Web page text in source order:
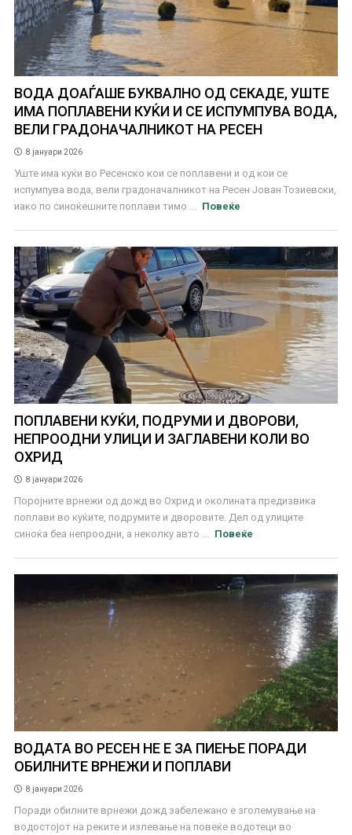
ВОДА ДОАЃАШЕ БУКВАЛНО ОД СЕКАДЕ, УШТЕ
ИМА ПОПЛАВЕНИ КУЌИ И СЕ ИСПУМПУВА ВОДА,
ВЕЛИ ГРАДОНАЧАЛНИКОТ НА РЕСЕН
8 јануари 2026
Уште има куќи во Ресенско кои се поплавени и од кои се
испумпува вода, вели градоначалникот на Ресен Јован Тозиевски,
иако по синоќешните поплави тимо ...
Повеќе
ПОПЛАВЕНИ КУЌИ, ПОДРУМИ И ДВОРОВИ,
НЕПРООДНИ УЛИЦИ И ЗАГЛАВЕНИ КОЛИ ВО
ОХРИД
8 јануари 2026
Поројните врнежи од дожд во Охрид и околината предизвика
поплави во куќите, подрумите и дворовите. Дел од улиците
синоќа беа непроодни, а неколку авто ...
Повеќе
ВОДАТА ВО РЕСЕН НЕ Е ЗА ПИЕЊЕ ПОРАДИ
ОБИЛНИТЕ ВРНЕЖИ И ПОПЛАВИ
8 јануари 2026
Поради обилните врнежи дожд забележано е зголемување на
водостојот на реките и излевање на повеќе водотеци во